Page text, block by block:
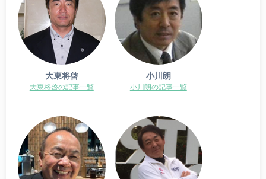
大東将啓
大東将啓の記事一覧
小川朗
小川朗の記事一覧